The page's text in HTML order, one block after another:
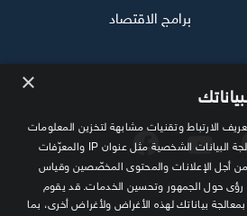
برامج الاقتصاد
×
الارتباط وتقنيات مشابهة لتخزين المعلومات
على جهازك والوصول إليها ومعالجة البيانات الشخصية مثل عنوان IP والمعرّفات
من أجل الإعلانات والمحتوى المخصّصين وقياس
رؤى حول الجمهور وتحسين الخدمات. قد يقوم
بياناتك لهذه الأغراض ولأغراض أخرى، بما